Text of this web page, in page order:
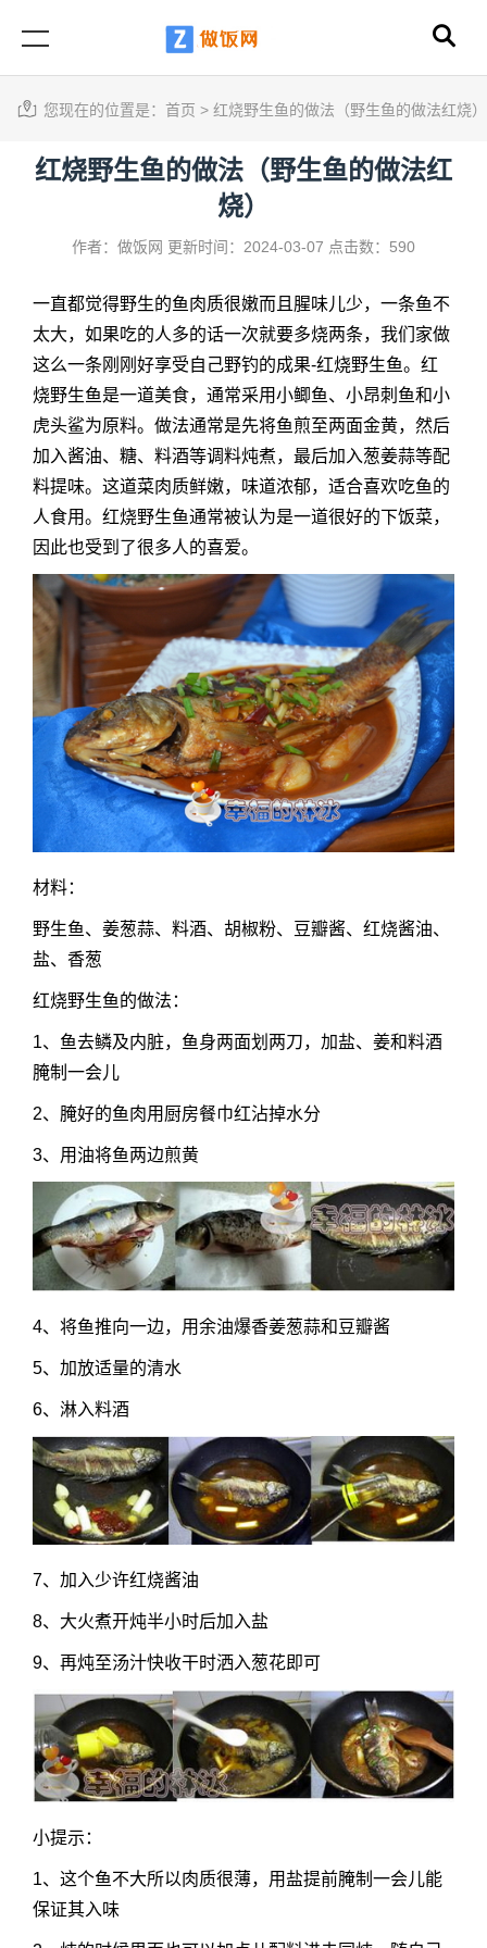
您现在的位置是： 首页 > 红烧野生鱼的做法（野生鱼的做法红烧）
红烧野生鱼的做法（野生鱼的做法红
烧）
作者：做饭网 更新时间：2024-03-07 点击数：590
一直都觉得野生的鱼肉质很嫩而且腥味儿少，一条鱼不
太大，如果吃的人多的话一次就要多烧两条，我们家做
这么一条刚刚好享受自己野钓的成果-红烧野生鱼。红
烧野生鱼是一道美食，通常采用小鲫鱼、小昂刺鱼和小
虎头鲨为原料。做法通常是先将鱼煎至两面金黄，然后
加入酱油、糖、料酒等调料炖煮，最后加入葱姜蒜等配
料提味。这道菜肉质鲜嫩，味道浓郁，适合喜欢吃鱼的
人食用。红烧野生鱼通常被认为是一道很好的下饭菜，
因此也受到了很多人的喜爱。
材料：
野生鱼、姜葱蒜、料酒、胡椒粉、豆瓣酱、红烧酱油、
盐、香葱
红烧野生鱼的做法：
1、鱼去鳞及内脏，鱼身两面划两刀，加盐、姜和料酒
腌制一会儿
2、腌好的鱼肉用厨房餐巾红沾掉水分
3、用油将鱼两边煎黄
4、将鱼推向一边，用余油爆香姜葱蒜和豆瓣酱
5、加放适量的清水
6、淋入料酒
7、加入少许红烧酱油
8、大火煮开炖半小时后加入盐
9、再炖至汤汁快收干时洒入葱花即可
小提示：
1、这个鱼不大所以肉质很薄，用盐提前腌制一会儿能
保证其入味